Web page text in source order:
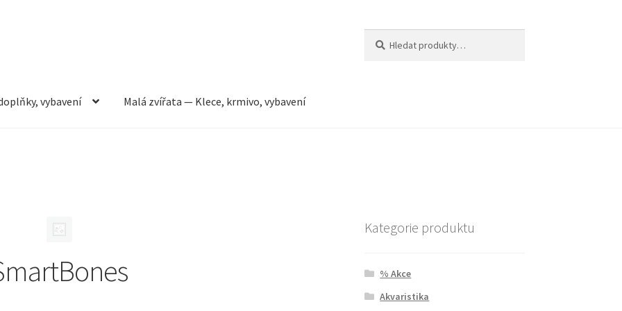
vybavení Malá zvířata — Klece, krmivo, vybavení
Kategorie produktu
% Akce
Akvaristika